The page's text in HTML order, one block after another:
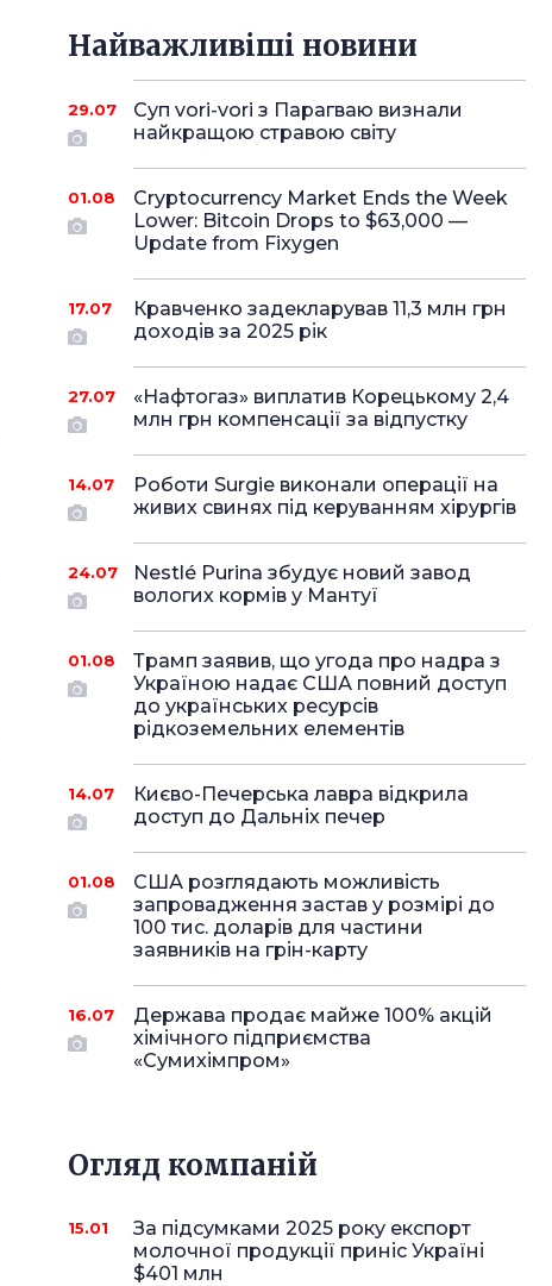
Найважливіші новини
29.07
Суп vori-vori з Парагваю визнали
найкращою стравою світу
01.08
Cryptocurrency Market Ends the Week
Lower: Bitcoin Drops to $63,000 —
Update from Fixygen
17.07
Кравченко задекларував 11,3 млн грн
доходів за 2025 рік
27.07
«Нафтогаз» виплатив Корецькому 2,4
млн грн компенсації за відпустку
14.07
Роботи Surgie виконали операції на
живих свинях під керуванням хірургів
24.07
Nestlé Purina збудує новий завод
вологих кормів у Мантуї
01.08
Трамп заявив, що угода про надра з
Україною надає США повний доступ
до українських ресурсів
рідкоземельних елементів
14.07
Києво-Печерська лавра відкрила
доступ до Дальніх печер
01.08
США розглядають можливість
запровадження застав у розмірі до
100 тис. доларів для частини
заявників на грін-карту
16.07
Держава продає майже 100% акцій
хімічного підприємства
«Сумихімпром»
Огляд компаній
15.01
За підсумками 2025 року експорт
молочної продукції приніс Україні
$401 млн